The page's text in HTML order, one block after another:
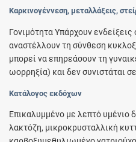
Καρκινογέννεση, μεταλλάξεις,
Γονιμότητα Υπάρχουν
αναστέλλουν τη σύνθεση
μπορεί να επηρεάσουν τη
ωορρηξία) και δεν συνιστάται
Κατάλογος εκδόχων
Επικαλυμμένο με λεπτό υμένιο
λακτόζη, μικροκρυσταλλική